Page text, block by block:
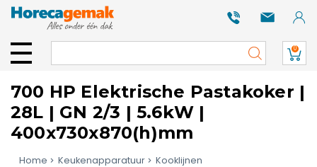
0
700 HP Elektrische Pastakoker |
28L | GN 2/3 | 5.6kW |
400x730x870(h)mm
Home Keukenapparatuur
Kooklijnen